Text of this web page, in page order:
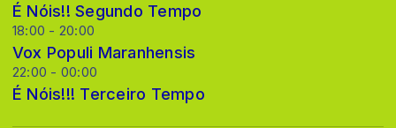
É Nóis!! Segundo Tempo
18:00 - 20:00
Vox Populi Maranhensis
22:00 - 00:00
É Nóis!!! Terceiro Tempo